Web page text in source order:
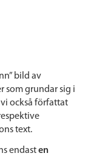
bild av
som grundar sig i
också författat
text.
endasten